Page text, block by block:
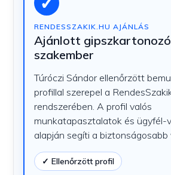
RENDESSZAKIK.HU AJÁNLÁS
Ajánlott gipszkartonozó
szakember
Túróczi Sándor ellenőrzött
profillal szerepel a
rendszerében. A profil valós
munkatapasztalatok és ügyfél-
alapján segíti a biztonságosabb
✓ Ellenőrzött profil